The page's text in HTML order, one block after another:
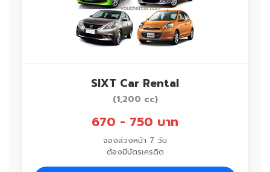
SIXT Car Rental
(1,200 cc)
670 - 750 บาท
จองล่วงหน้า 7 วัน
ต้องมีบัตรเครดิต